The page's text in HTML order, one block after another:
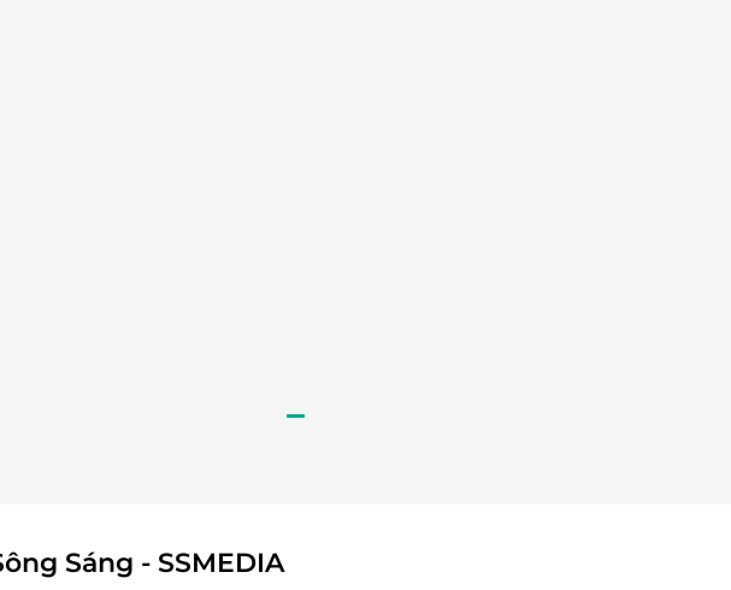
Nơi thời gian như ngừng lại
bị chinh phục bởi
dương và ánh sáng ấm áp
sâu nhất – nơi mọi giác quan được đánh thức
điều chỉnh lực tay và kỹ thuật phù hợp, mang
Sáng - SSMEDIA